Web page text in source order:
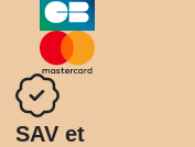
SAV et